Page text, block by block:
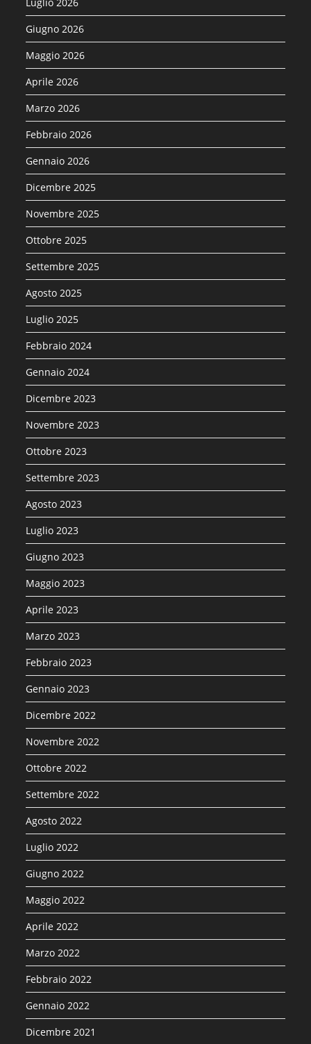
Luglio 2026
Giugno 2026
Maggio 2026
Aprile 2026
Marzo 2026
Febbraio 2026
Gennaio 2026
Dicembre 2025
Novembre 2025
Ottobre 2025
Settembre 2025
Agosto 2025
Luglio 2025
Febbraio 2024
Gennaio 2024
Dicembre 2023
Novembre 2023
Ottobre 2023
Settembre 2023
Agosto 2023
Luglio 2023
Giugno 2023
Maggio 2023
Aprile 2023
Marzo 2023
Febbraio 2023
Gennaio 2023
Dicembre 2022
Novembre 2022
Ottobre 2022
Settembre 2022
Agosto 2022
Luglio 2022
Giugno 2022
Maggio 2022
Aprile 2022
Marzo 2022
Febbraio 2022
Gennaio 2022
Dicembre 2021